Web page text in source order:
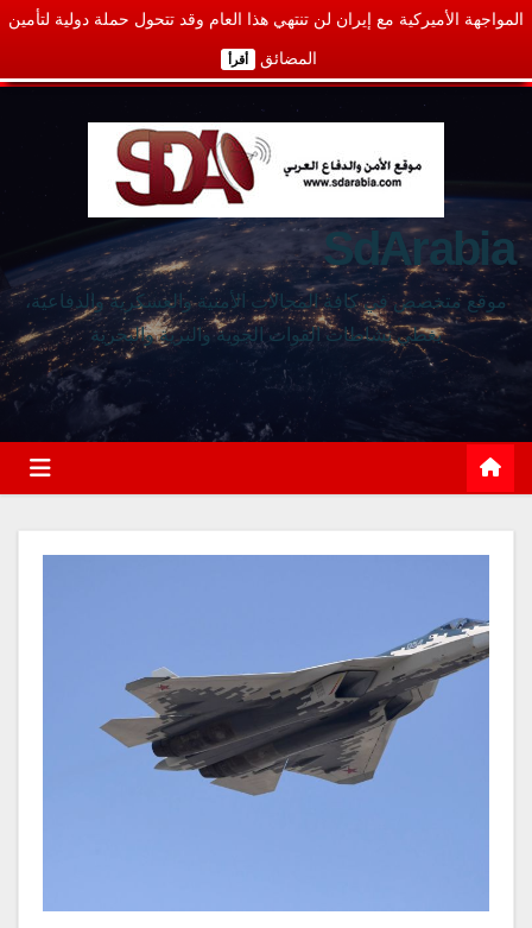
المواجهة الأميركية مع إيران لن تنتهي هذا العام وقد تتحول حملة دولية لتأمين
المضائق أقرأ
SdArabia
موقع متخصص في كافة المجالات الأمنية والعسكرية والدفاعية،
يغطي نشاطات القوات الجوية والبرية والبحرية